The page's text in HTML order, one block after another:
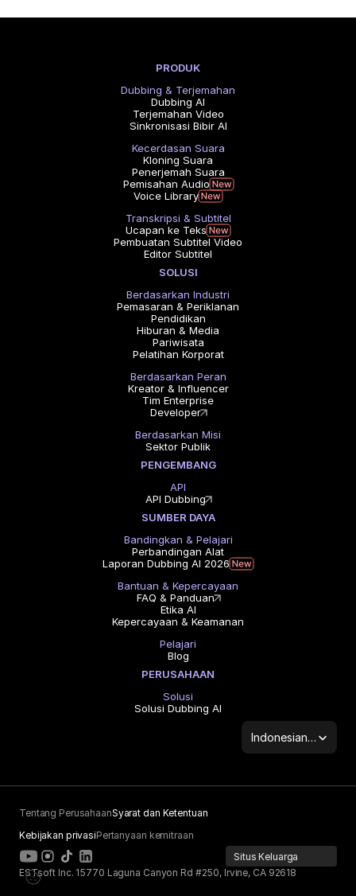
PRODUK
Dubbing & Terjemahan
Dubbing AI
Terjemahan Video
Sinkronisasi Bibir AI
Kecerdasan Suara
Kloning Suara
Penerjemah Suara
Pemisahan Audio
Voice Library
Transkripsi & Subtitel
Ucapan ke Teks
Pembuatan Subtitel Video
Editor Subtitel
SOLUSI
Berdasarkan Industri
Pemasaran & Periklanan
Pendidikan
Hiburan & Media
Pariwisata
Pelatihan Korporat
Berdasarkan Peran
Kreator & Influencer
Tim Enterprise
Developer
Berdasarkan Misi
Sektor Publik
PENGEMBANG
API
API Dubbing
SUMBER DAYA
Bandingkan & Pelajari
Perbandingan Alat
Laporan Dubbing AI 2026
Bantuan & Kepercayaan
FAQ & Panduan
Etika AI
Kepercayaan & Keamanan
Pelajari
Blog
PERUSAHAAN
Solusi
Solusi Dubbing AI
Select Language
Indonesian (Indonesia)
Tentang PerusahaanSyarat dan Ketentuan
Kebijakan privasiPertanyaan kemitraan
Situs Keluarga
ESTsoft Inc. 15770 Laguna Canyon Rd #250, Irvine, CA 92618